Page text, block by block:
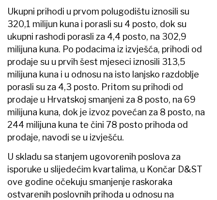
Ukupni prihodi u prvom polugodištu iznosili su
320,1 milijun kuna i porasli su 4 posto, dok su
ukupni rashodi porasli za 4,4 posto, na 302,9
milijuna kuna. Po podacima iz izvješća, prihodi od
prodaje su u prvih šest mjeseci iznosili 313,5
milijuna kuna i u odnosu na isto lanjsko razdoblje
porasli su za 4,3 posto. Pritom su prihodi od
prodaje u Hrvatskoj smanjeni za 8 posto, na 69
milijuna kuna, dok je izvoz povećan za 8 posto, na
244 milijuna kuna te čini 78 posto prihoda od
prodaje, navodi se u izvješću.
U skladu sa stanjem ugovorenih poslova za
isporuke u slijedećim kvartalima, u Končar D&ST
ove godine očekuju smanjenje raskoraka
ostvarenih poslovnih prihoda u odnosu na